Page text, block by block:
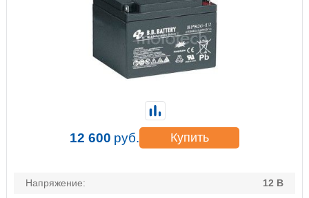
Напряжение:
12 В
12 600 руб. Купить